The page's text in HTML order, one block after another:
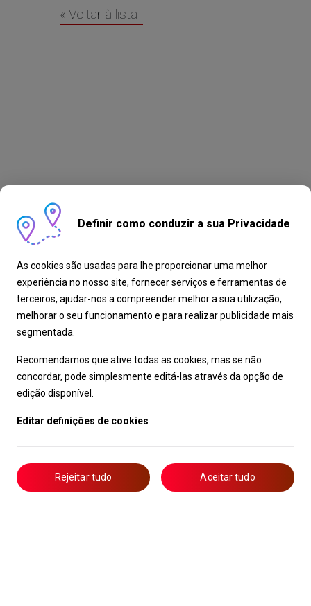
« Voltar à lista
Definir como conduzir a sua Privacidade
As cookies são usadas para lhe proporcionar uma melhor
experiência no nosso site, fornecer serviços e ferramentas de
terceiros, ajudar-nos a compreender melhor a sua utilização,
melhorar o seu funcionamento e para realizar publicidade mais
segmentada.
Recomendamos que ative todas as cookies, mas se não
concordar, pode simplesmente editá-las através da opção de
edição disponível.
Editar definições de cookies
Rejeitar tudo Aceitar tudo